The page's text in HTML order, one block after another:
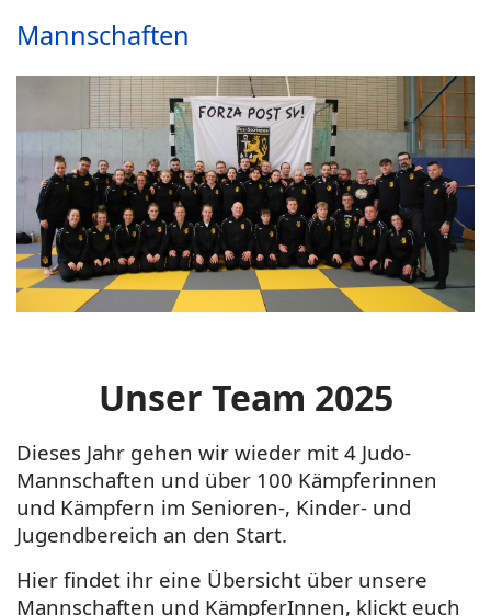
Mannschaften
Unser Team 2025
Dieses Jahr gehen wir wieder mit 4 Judo-
Mannschaften und über 100 Kämpferinnen
und Kämpfern im Senioren-, Kinder- und
Jugendbereich an den Start.
Hier findet ihr eine Übersicht über unsere
Mannschaften und KämpferInnen, klickt euch